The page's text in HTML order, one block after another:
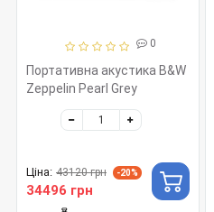
0
Портативна акустика B&W
Zeppelin Pearl Grey
Ціна: 43120 грн -20%
34496 грн